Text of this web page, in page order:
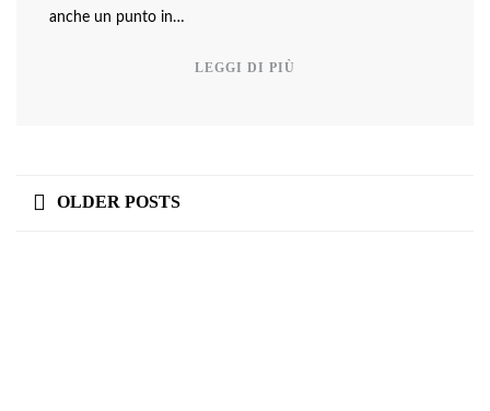
anche un punto in…
LEGGI DI PIÙ
OLDER POSTS